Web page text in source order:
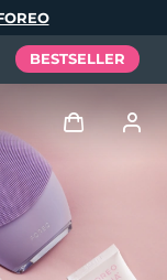
BESTSELLER
Profilo utente